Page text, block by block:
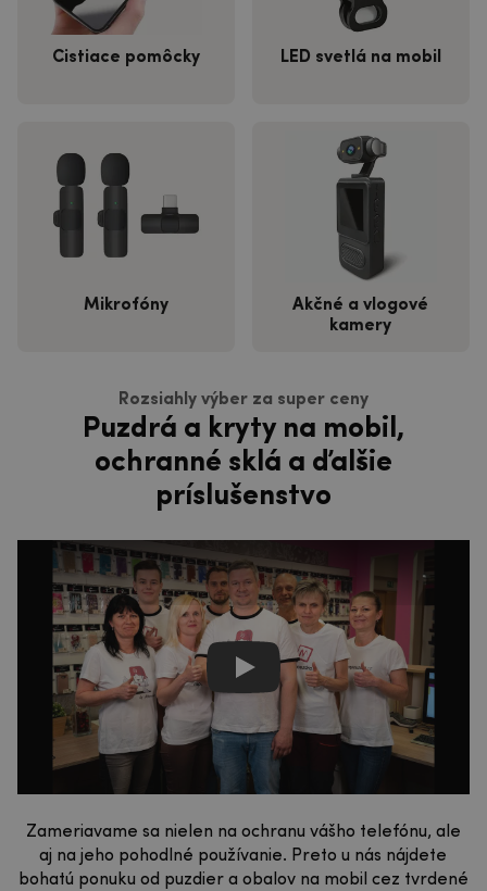
Čistiace pomôcky LED svetlá na mobil
Mikrofóny
Akčné a vlogové
kamery
Rozsiahly výber za super ceny
Puzdrá a kryty na mobil,
ochranné sklá a ďalšie
príslušenstvo
Jsme mpouzdra.cz
Zameriavame sa nielen na ochranu vášho telefónu, ale
aj na jeho pohodlné používanie. Preto u nás nájdete
bohatú ponuku od puzdier a obalov na mobil cez tvrdené